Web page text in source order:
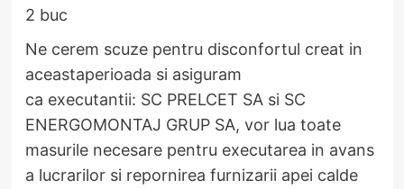
2 buc
​Ne cerem scuze pentru disconfortul creat in
aceastaperioada si asiguram
ca executantii: SC PRELCET SA si SC
ENERGOMONTAJ GRUP SA, vor lua toate
masurile necesare pentru executarea in avans
a lucrarilor si repornirea furnizarii apei calde